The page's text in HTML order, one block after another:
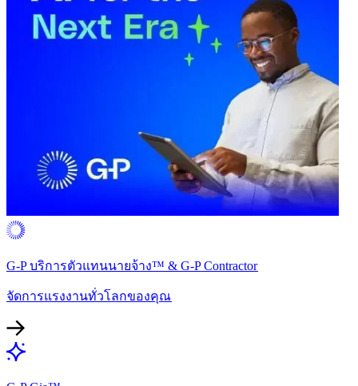
G-P บริการตัวแทนนายจ้าง™ & G-P Contractor​​
จัดการแรงงานทั่วโลกของคุณ​​